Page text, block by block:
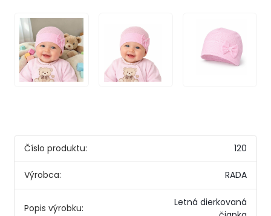
Číslo produktu: 120
Výrobca: RADA
Popis výrobku:
Letná dierkovaná